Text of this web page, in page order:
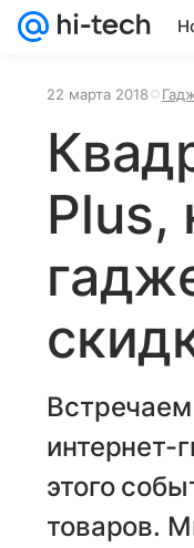
22 марта 2018
Plus,
интернет-
этого
товаров.